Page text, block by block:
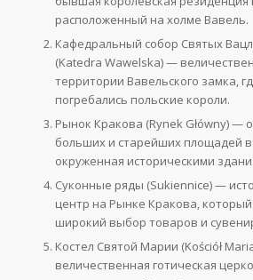
расположенный на холме Вавель.
Кафедральный собор Святых
(Katedra Wawelska) —
территории Вавельского замка,
погребались польские короли.
Рынок Кракова (Rynek Główny) —
больших и старейших площадей
окруженная историческими
Суконные ряды (Sukiennice) —
центр на Рынке Кракова,
широкий выбор товаров и
Костел Святой Марии (Kościół
величественная готическая